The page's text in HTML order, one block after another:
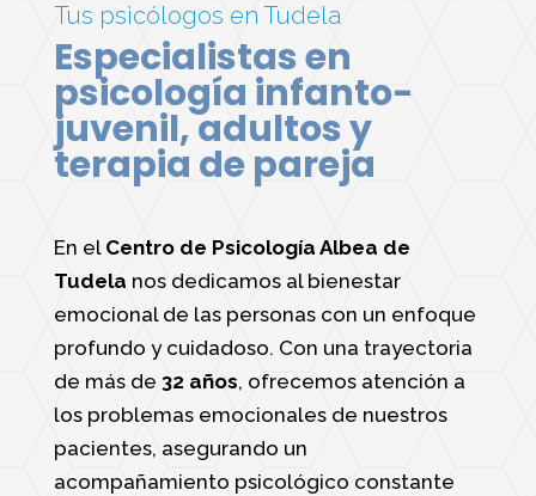
Tus psicólogos en Tudela
Especialistas en
psicología infanto-
juvenil, adultos y
terapia de pareja
En el Centro de Psicología Albea de
Tudela nos dedicamos al bienestar
emocional de las personas con un enfoque
profundo y cuidadoso. Con una trayectoria
de más de 32 años, ofrecemos atención a
los problemas emocionales de nuestros
pacientes, asegurando un
acompañamiento psicológico constante